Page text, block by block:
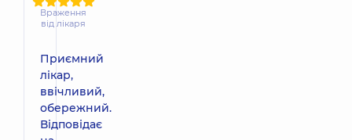
Враження
від лікаря
Приємний
лікар,
ввічливий,
обережний.
Відповідає